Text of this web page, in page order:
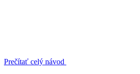
Prečítať celý návod